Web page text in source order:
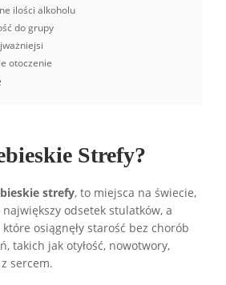
ilości alkoholu
do grupy
otoczenie
Strefy?
strefy, to miejsca na świecie,
odsetek stulatków, a
osiągnęły starość bez chorób
takich jak otyłość, nowotwory,
sercem.